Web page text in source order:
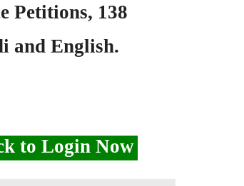
Petitions, 138
and English.
to Login Now